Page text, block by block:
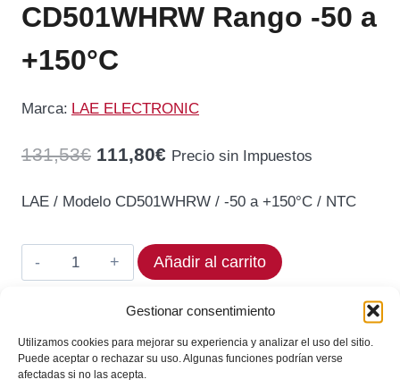
Gestionar consentimiento
Utilizamos cookies para mejorar su experiencia y analizar el uso del sitio.
Puede aceptar o rechazar su uso. Algunas funciones podrían verse
afectadas si no las acepta.
CD501WHRW Rango -50 a
+150°C
Marca: LAE ELECTRONIC
131,53€ El
era:
131,53€.
111,80€El
es:
111,80€.
Precio sin Impuestos
LAE / Modelo CD501WHRW / -50 a +150°C / NTC
Termostato
LAE
CD501WHRW
-50
a
Añadir al carrito
¡Envíos en 24 / 72 horas!